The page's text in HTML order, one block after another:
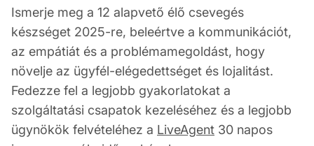
Ismerje meg a 12 alapvető élő csevegés
készséget 2025-re, beleértve a kommunikációt,
az empátiát és a problémamegoldást, hogy
növelje az ügyfél-elégedettséget és lojalitást.
Fedezze fel a legjobb gyakorlatokat a
szolgáltatási csapatok kezeléséhez és a legjobb
ügynökök felvételéhez a LiveAgent 30 napos